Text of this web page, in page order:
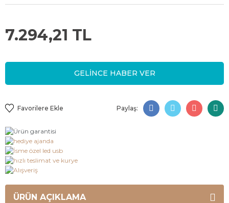
7.294,21 TL
GELİNCE HABER VER
Paylaş:
ÜRÜN AÇIKLAMA